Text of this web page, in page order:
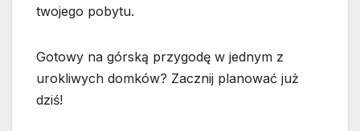
twojego pobytu.
Gotowy na górską przygodę w jednym z
urokliwych domków? Zacznij planować już
dziś!